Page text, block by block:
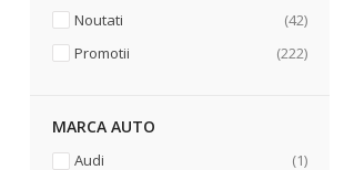
Noutati
42articole
Promotii
222articole
MARCA AUTO
Audi 1articol